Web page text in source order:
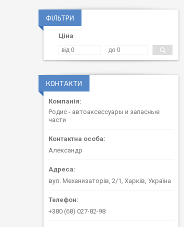
ФІЛЬТРИ
Ціна
КОНТАКТИ
Родис - автоаксессуары и запасные
части
Александр
вул. Механизаторів, 2/1, Харків, Україна
+380 (68) 027-82-98